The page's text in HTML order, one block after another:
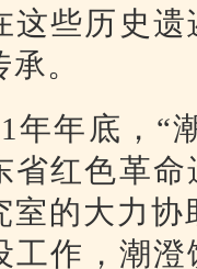
这些历史
。
年年底，“
省红色革
室的大力
工作，潮